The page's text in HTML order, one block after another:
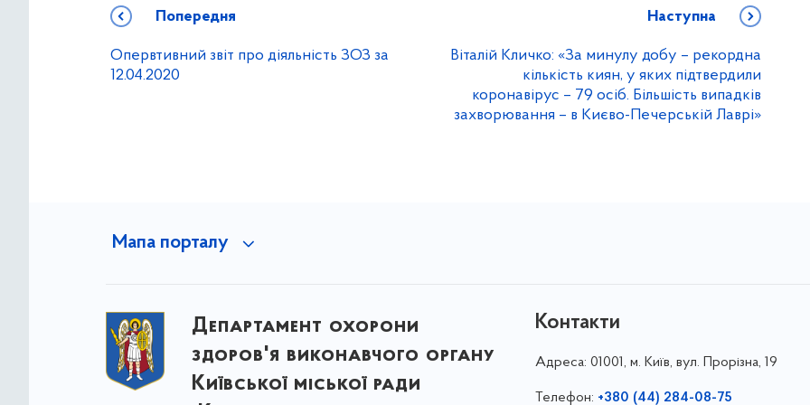
Попередня
Опервтивний звіт про діяльність ЗОЗ за
12.04.2020
Наступна
Віталій Кличко: «За минулу добу – рекордна
кількість киян, у яких підтвердили
коронавірус – 79 осіб. Більшість випадків
захворювання – в Києво-Печерській Лаврі»
Мапа порталу
Департамент охорони
здоров'я виконавчого органу
Київської міської ради
Контакти
Адреса: 01001, м. Київ, вул. Прорізна, 19
Телефон: +380 (44) 284-08-75